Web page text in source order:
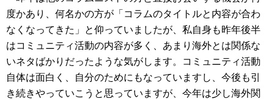
度かあり、何名かの方が「コラムのタイトルと内容が合わ
なくなってきた」と仰っていましたが、私自身も昨年後半
はコミュニティ活動の内容が多く、あまり海外とは関係な
いネタばかりだったような気がします。コミュニティ活動
自体は面白く、自分のためにもなっていますし、今後も引
き続きやっていこうと思っていますが、今年は少し海外関